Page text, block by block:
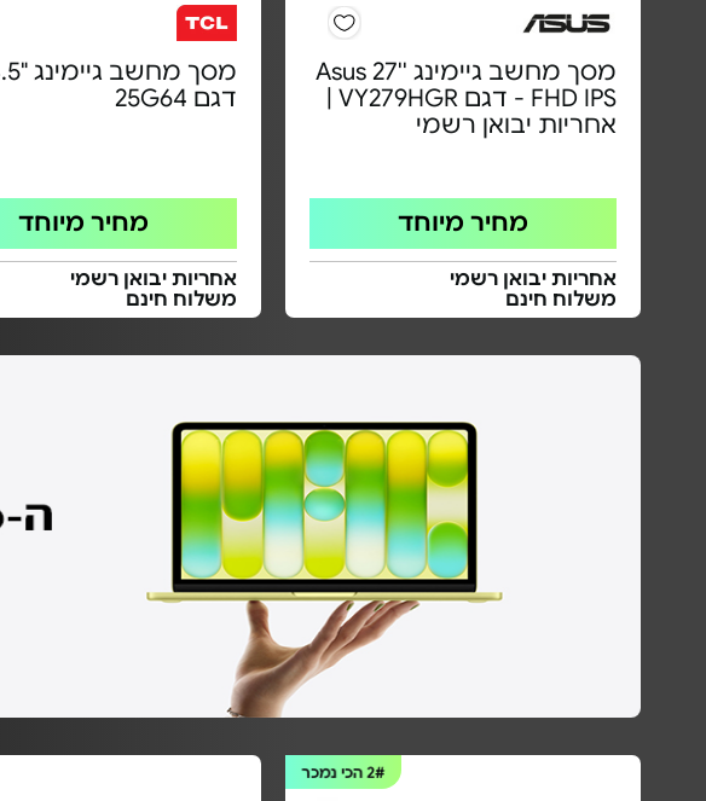
מסך מחשב גיימינג ''27 Asus
FHD IPS - דגם VY279HGR |
אחריות יבואן רשמי
מחיר מיוחד
אחריות יבואן רשמי
משלוח חינם
דגם 25G64
מחיר מיוחד
אחריות יבואן רשמי
משלוח חינם
2#הכי נמכר